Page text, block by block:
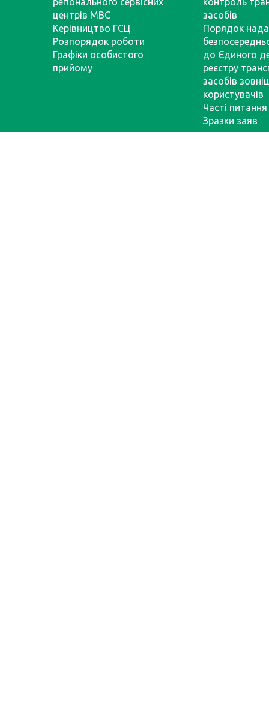
центрів МВС
Керівництво ГСЦ
Розпорядок роботи
Графіки особистого
прийому
засобів
Порядок
до Єдиного
реєстру
засобів
користувачів
Часті питання
Зразки заяв